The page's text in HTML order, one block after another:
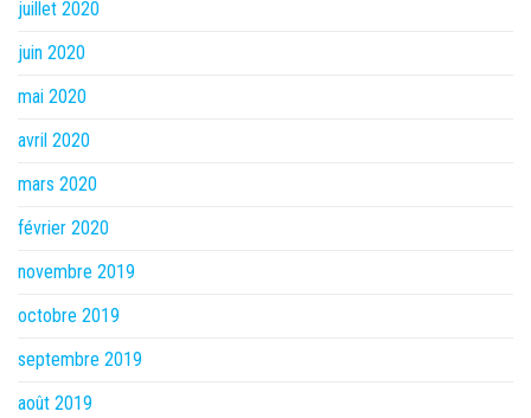
juillet 2020
juin 2020
mai 2020
avril 2020
mars 2020
février 2020
novembre 2019
octobre 2019
septembre 2019
août 2019